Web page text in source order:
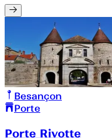
Besançon
Porte
Porte Rivotte